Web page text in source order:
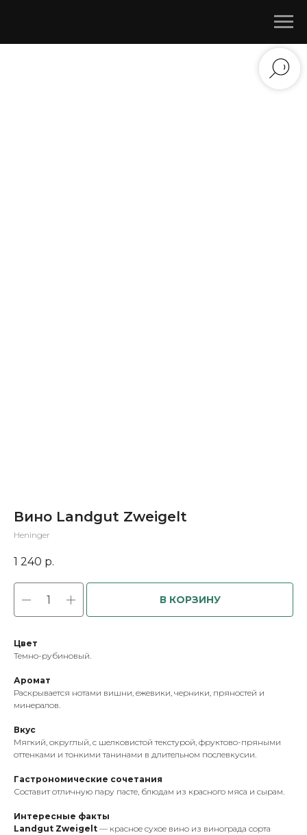
Вино Landgut Zweigelt
Heninger
1 240 р.
В КОРЗИНУ
Цвет
Темно-рубиновый.
Аромат
Раскрывается нотами вишни, ежевики, черники, пряностей и
минералов.
Вкус
Мягкий, округлый, с шелковистой текстурой, фруктово-пряными
оттенками и тонкими танинами в длительном послевкусии.
Гастрономические сочетания
Составит отличную пару пасте, блюдам из красного мяса и сырам.
Интересные факты
Landgut Zweigelt — красное сухое вино из винограда сорта